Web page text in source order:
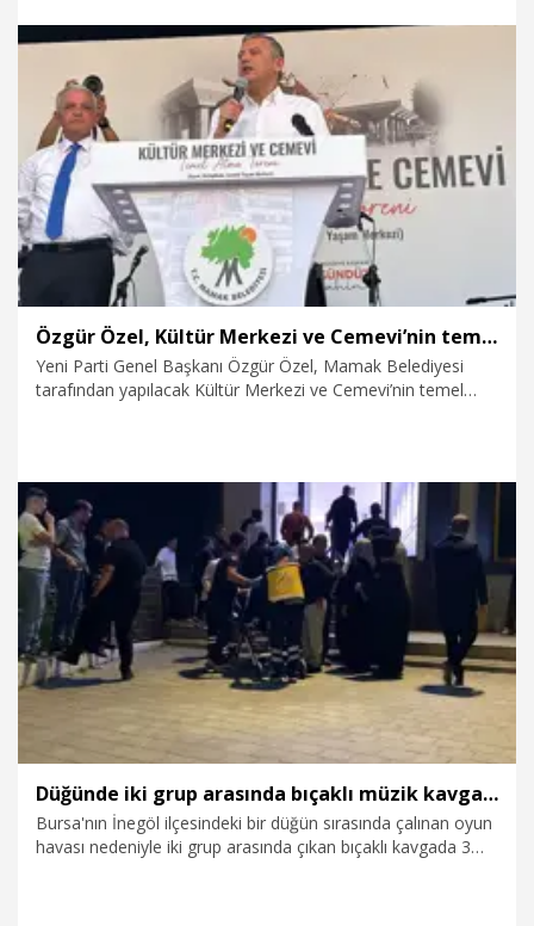
4.08.2026 Kültür&Sanat
Özgür Özel, Kültür Merkezi ve Cemevi’nin temel atma törenine katıldı
Yeni Parti Genel Başkanı Özgür Özel, Mamak Belediyesi
tarafından yapılacak Kültür Merkezi ve Cemevi’nin temel
2.08.2026 Politika
Düğünde iki grup arasında bıçaklı müzik kavgası: 3 yaralı
Bursa'nın İnegöl ilçesindeki bir düğün sırasında çalınan oyun
havası nedeniyle iki grup arasında çıkan bıçaklı kavgada 3